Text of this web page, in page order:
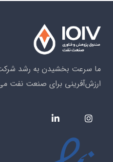
ما سرعت بخشیدن به رشد
ارزش‌آفرینی برای صنعت نفت